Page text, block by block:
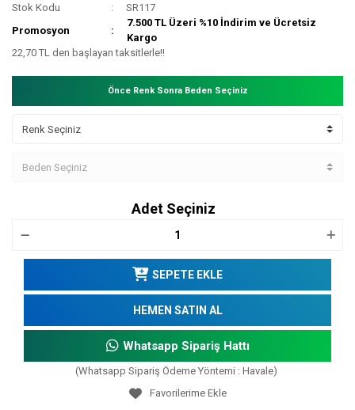
Stok Kodu
SR117
Promosyon
7.500 TL Üzeri %10 İndirim ve Ücretsiz
Kargo
22,70 TL den başlayan taksitlerle!!
Önce Renk Sonra Beden Seçiniz
Adet Seçiniz
SEPETE EKLE
HEMEN SATIN AL
Whatsapp Sipariş Hattı
(Whatsapp Sipariş Ödeme Yöntemi : Havale)